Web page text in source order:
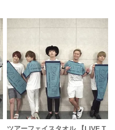
ツアーフェイスタオル 【LIVE T